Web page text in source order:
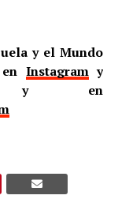
y el Mundo
Instagramy
en